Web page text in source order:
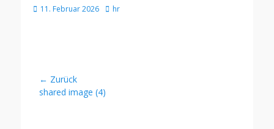
Veröffentlicht
11. Februar 2026 Autor
hr
Beitragsnavigation
← Zurück
Vorheriger
shared image (4)